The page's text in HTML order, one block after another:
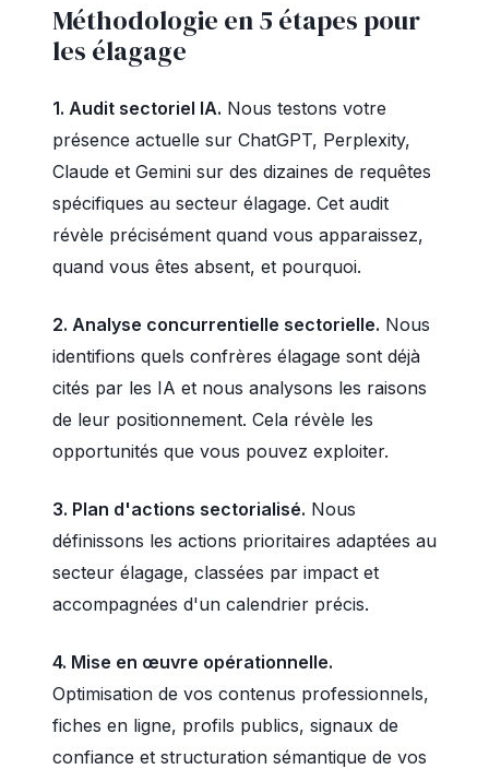
Méthodologie en 5 étapes pour
les élagage
1. Audit sectoriel IA. Nous testons votre
présence actuelle sur ChatGPT, Perplexity,
Claude et Gemini sur des dizaines de requêtes
spécifiques au secteur élagage. Cet audit
révèle précisément quand vous apparaissez,
quand vous êtes absent, et pourquoi.
2. Analyse concurrentielle sectorielle. Nous
identifions quels confrères élagage sont déjà
cités par les IA et nous analysons les raisons
de leur positionnement. Cela révèle les
opportunités que vous pouvez exploiter.
3. Plan d'actions sectorialisé. Nous
définissons les actions prioritaires adaptées au
secteur élagage, classées par impact et
accompagnées d'un calendrier précis.
4. Mise en œuvre opérationnelle.
Optimisation de vos contenus professionnels,
fiches en ligne, profils publics, signaux de
confiance et structuration sémantique de vos